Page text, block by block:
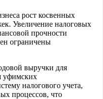
рост косвенных
Увеличение налоговых
прочности
ограничены
выручки для
уфимских
налогового учета,
процессов, что